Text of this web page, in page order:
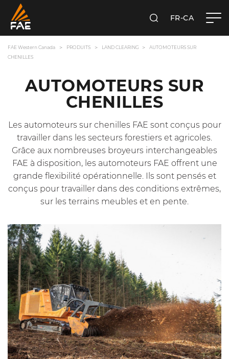
RECHERCHER
FR-CA
FAE Western Canada PRODUITS LAND CLEARING
AUTOMOTEURS SUR
CHENILLES
AUTOMOTEURS SUR
CHENILLES
Les automoteurs sur chenilles FAE sont conçus pour
travailler dans les secteurs forestiers et agricoles.
Grâce aux nombreuses broyeurs interchangeables
FAE à disposition, les automoteurs FAE offrent une
grande flexibilité opérationnelle. Ils sont pensés et
conçus pour travailler dans des conditions extrêmes,
sur les terrains meubles et en pente.